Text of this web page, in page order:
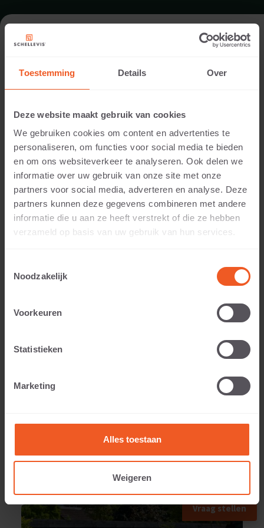
Toestemming Details Over
Deze website maakt gebruik van cookies
We gebruiken cookies om content en advertenties te
personaliseren, om functies voor social media te bieden
en om ons websiteverkeer te analyseren. Ook delen we
informatie over uw gebruik van onze site met onze
partners voor social media, adverteren en analyse. Deze
partners kunnen deze gegevens combineren met andere
informatie die u aan ze heeft verstrekt of die ze hebben
verzameld op basis van uw gebruik van hun services.
Noodzakelijk
Voorkeuren
Statistieken
Marketing
Alles toestaan
Weigeren
FORMAT - QUADRATISCH 50X50
SORTIMENT SITZELEMENTE
50 CM DICKE
280 KG
Vraag stellen